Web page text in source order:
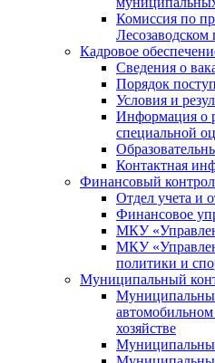
Комиссия по
Лесозаводском
Кадровое
Сведения о
Порядок
Условия и
Информация о
специальной
Контактная
Финансовый
Отдел учета и
Финансовое
МКУ
МКУ
политики и
Муниципальный
хозяйстве